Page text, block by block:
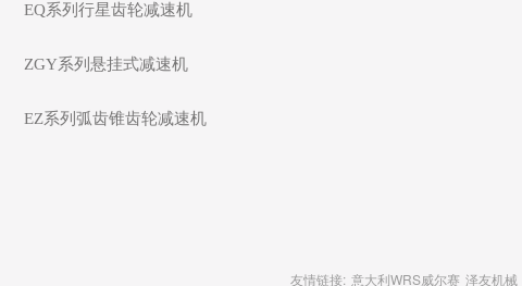
EQ系列行星齿轮减速机
ZGY系列悬挂式减速机
EZ系列弧齿锥齿轮减速机
友情链接: 意大利WRS威尔赛 泽友机械